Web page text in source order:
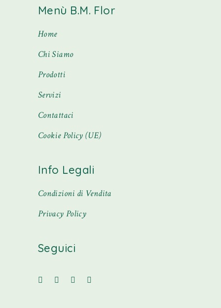
Menù B.M. Flor
Home
Chi Siamo
Prodotti
Servizi
Contattaci
Cookie Policy (UE)
Info Legali
Condizioni di Vendita
Privacy Policy
Seguici